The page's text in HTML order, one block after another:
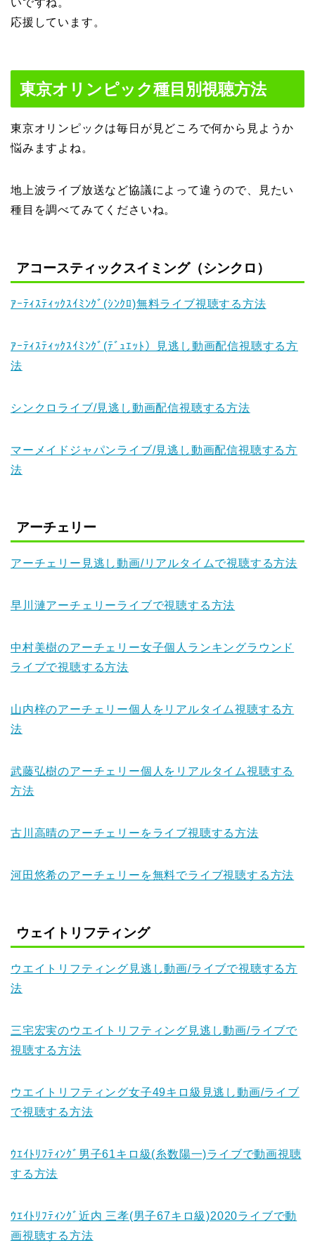
応援しています。
東京オリンピック種目別視聴方法
東京オリンピックは毎日が見どころで何から見ようか
悩みますよね。
地上波ライブ放送など協議によって違うので、見たい
種目を調べてみてくださいね。
アコースティックスイミング（シンクロ）
ｱｰﾃｨｽﾃｨｯｸｽｲﾐﾝｸﾞ(ｼﾝｸﾛ)無料ライブ視聴する方法
ｱｰﾃｨｽﾃｨｯｸｽｲﾐﾝｸﾞ(ﾃﾞｭｴｯﾄ）見逃し動画配信視聴する方
法
シンクロライブ/見逃し動画配信視聴する方法
マーメイドジャパンライブ/見逃し動画配信視聴する方
法
アーチェリー
アーチェリー見逃し動画/リアルタイムで視聴する方法
早川漣アーチェリーライブで視聴する方法
中村美樹のアーチェリー女子個人ランキングラウンド
ライブで視聴する方法
山内梓のアーチェリー個人をリアルタイム視聴する方
法
武藤弘樹のアーチェリー個人をリアルタイム視聴する
方法
古川高晴のアーチェリーをライブ視聴する方法
河田悠希のアーチェリーを無料でライブ視聴する方法
ウェイトリフティング
ウエイトリフティング見逃し動画/ライブで視聴する方
法
三宅宏実のウエイトリフティング見逃し動画/ライブで
視聴する方法
ウエイトリフティング女子49キロ級見逃し動画/ライブ
で視聴する方法
ｳｴｲﾄﾘﾌﾃｨﾝｸﾞ男子61キロ級(糸数陽一)ライブで動画視聴
する方法
ｳｴｲﾄﾘﾌﾃｨﾝｸﾞ近内 三孝(男子67キロ級)2020ライブで動
画視聴する方法